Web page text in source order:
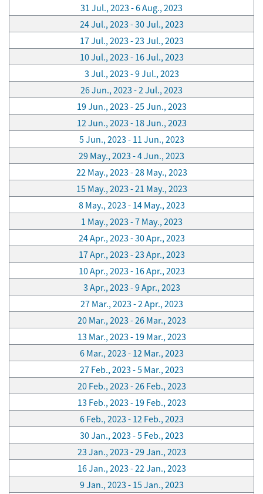
31 Jul., 2023 - 6 Aug., 2023
24 Jul., 2023 - 30 Jul., 2023
17 Jul., 2023 - 23 Jul., 2023
10 Jul., 2023 - 16 Jul., 2023
3 Jul., 2023 - 9 Jul., 2023
26 Jun., 2023 - 2 Jul., 2023
19 Jun., 2023 - 25 Jun., 2023
12 Jun., 2023 - 18 Jun., 2023
5 Jun., 2023 - 11 Jun., 2023
29 May., 2023 - 4 Jun., 2023
22 May., 2023 - 28 May., 2023
15 May., 2023 - 21 May., 2023
8 May., 2023 - 14 May., 2023
1 May., 2023 - 7 May., 2023
24 Apr., 2023 - 30 Apr., 2023
17 Apr., 2023 - 23 Apr., 2023
10 Apr., 2023 - 16 Apr., 2023
3 Apr., 2023 - 9 Apr., 2023
27 Mar., 2023 - 2 Apr., 2023
20 Mar., 2023 - 26 Mar., 2023
13 Mar., 2023 - 19 Mar., 2023
6 Mar., 2023 - 12 Mar., 2023
27 Feb., 2023 - 5 Mar., 2023
20 Feb., 2023 - 26 Feb., 2023
13 Feb., 2023 - 19 Feb., 2023
6 Feb., 2023 - 12 Feb., 2023
30 Jan., 2023 - 5 Feb., 2023
23 Jan., 2023 - 29 Jan., 2023
16 Jan., 2023 - 22 Jan., 2023
9 Jan., 2023 - 15 Jan., 2023